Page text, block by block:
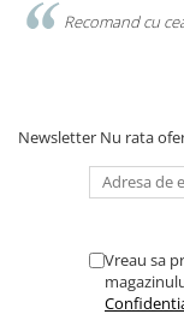
Recomand cu
Newsletter Nu rata
Vreau sa